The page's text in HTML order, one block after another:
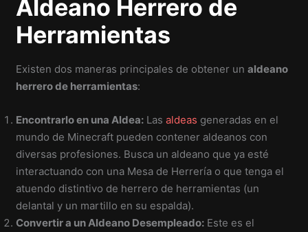
Aldeano Herrero de
Herramientas
Existen dos maneras principales de obtener unaldeano
herrero de herramientas:
Encontrarlo en una Aldea: Lasaldeas generadas en el
mundo de Minecraft pueden contener aldeanos con
diversas profesiones. Busca un aldeano que ya esté
interactuando con una Mesa de Herrería o que tenga el
atuendo distintivo de herrero de herramientas (un
delantal y un martillo en su espalda).
Convertir a un Aldeano Desempleado: Este es el